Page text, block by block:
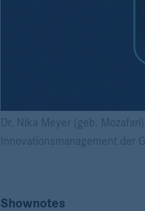
Dr. Nika Meyer (geb.
Innovationsmanagement der
Shownotes